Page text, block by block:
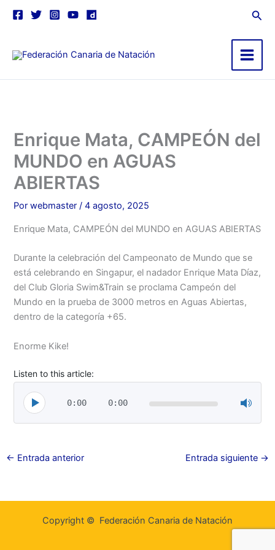
contenido
Main
Menu
Enrique Mata, CAMPEÓN del
MUNDO en AGUAS
ABIERTAS
Porwebmaster/4 agosto, 2025
Enrique Mata, CAMPEÓN del MUNDO en AGUAS ABIERTAS
Durante la celebración del Campeonato de Mundo que se
está celebrando en Singapur, el nadador Enrique Mata Díaz,
del Club Gloria Swim&Train se proclama Campeón del
Mundo en la prueba de 3000 metros en Aguas Abiertas,
dentro de la categoría +65.
Enorme Kike!
Listen to this article:
0:00 0:00
← Entrada anterior Entrada siguiente →
Copyright © Federación Canaria de Natación